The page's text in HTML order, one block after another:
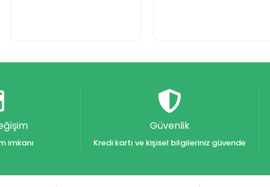
imkanı
Güvenlik
Kredi kartı ve kişisel bilgileriniz güvende